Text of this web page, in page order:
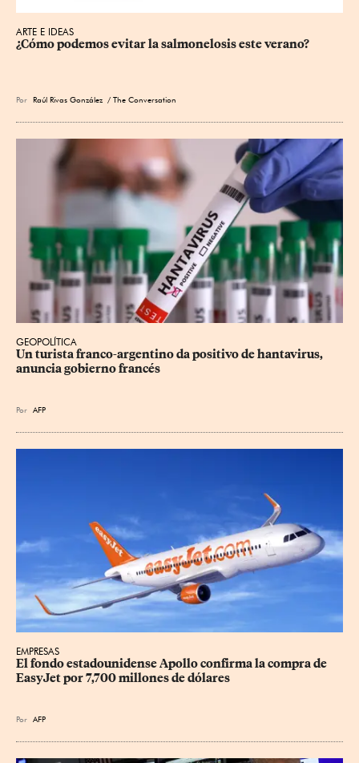
ARTE E IDEAS
¿Cómo podemos evitar la salmonelosis este verano?
Por Raúl Rivas González / The Conversation
GEOPOLÍTICA
Un turista franco-argentino da positivo de hantavirus,
anuncia gobierno francés
Por AFP
EMPRESAS
El fondo estadounidense Apollo confirma la compra de
EasyJet por 7,700 millones de dólares
Por AFP